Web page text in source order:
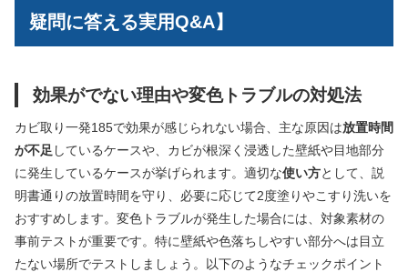
疑問に答える実用Q&A】
効果がでない理由や変色トラブルの対処法
カビ取り一発185で効果が感じられない場合、主な原因は放置時間
が不足 しているケースや、カビが根深く浸透した壁紙や目地部分
に発生しているケースが挙げられます。適切な使い方として、説
明書通りの放置時間を守り、必要に応じて2度塗りやこすり洗いを
おすすめします。変色トラブルが発生した場合には、対象素材の
事前テストが重要です。特に壁紙や色落ちしやすい部分へは目立
たない場所でテストしましょう。以下のようなチェックポイント